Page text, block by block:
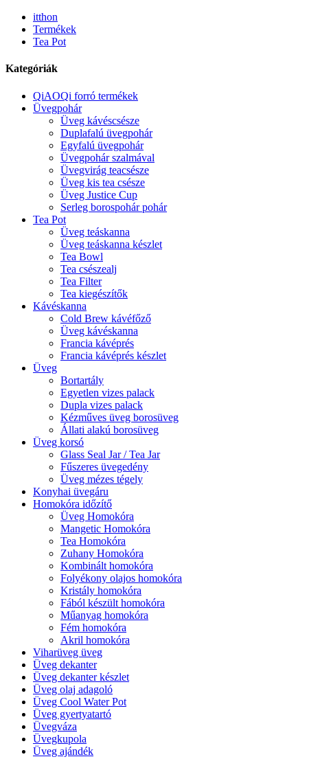
itthon
Termékek
Tea Pot
Kategóriák
QiAOQi forró termékek
Üvegpohár
Üveg kávéscsésze
Duplafalú üvegpohár
Egyfalú üvegpohár
Üvegpohár szalmával
Üvegvirág teacsésze
Üveg kis tea csésze
Üveg Justice Cup
Serleg borospohár pohár
Tea Pot
Üveg teáskanna
Üveg teáskanna készlet
Tea Bowl
Tea csészealj
Tea Filter
Tea kiegészítők
Kávéskanna
Cold Brew kávéfőző
Üveg kávéskanna
Francia kávéprés
Francia kávéprés készlet
Üveg
Bortartály
Egyetlen vizes palack
Dupla vizes palack
Kézműves üveg borosüveg
Állati alakú borosüveg
Üveg korsó
Glass Seal Jar / Tea Jar
Fűszeres üvegedény
Üveg mézes tégely
Konyhai üvegáru
Homokóra időzítő
Üveg Homokóra
Mangetic Homokóra
Tea Homokóra
Zuhany Homokóra
Kombinált homokóra
Folyékony olajos homokóra
Kristály homokóra
Fából készült homokóra
Műanyag homokóra
Fém homokóra
Akril homokóra
Viharüveg üveg
Üveg dekanter
Üveg dekanter készlet
Üveg olaj adagoló
Üveg Cool Water Pot
Üveg gyertyatartó
Üvegváza
Üvegkupola
Üveg ajándék